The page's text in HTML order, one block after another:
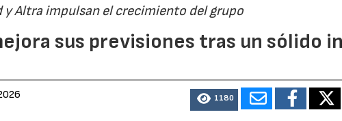
y Altra impulsan el crecimiento del grupo
sus previsiones tras un sólido
1180